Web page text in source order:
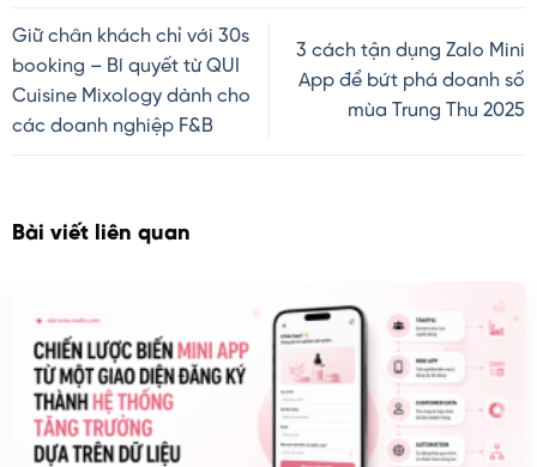
Giữ chân khách chỉ với 30s
booking – Bí quyết từ QUI
Cuisine Mixology dành cho
các doanh nghiệp F&B
3 cách tận dụng Zalo Mini
App để bứt phá doanh số
mùa Trung Thu 2025
Bài viết liên quan